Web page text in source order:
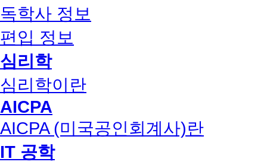
독학사 정보
편입 정보
심리학
심리학이란
AICPA
AICPA (미국공인회계사)란
IT 공학